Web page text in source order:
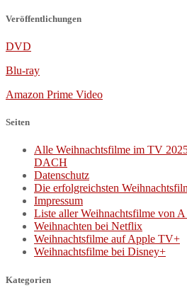
Veröffentlichungen
DVD
Blu-ray
Amazon Prime Video
Seiten
Alle Weihnachtsfilme im TV
DACH
Datenschutz
Die erfolgreichsten
Impressum
Liste aller Weihnachtsfilme von A
Weihnachten bei Netflix
Weihnachtsfilme auf Apple TV+
Weihnachtsfilme bei Disney+
Kategorien